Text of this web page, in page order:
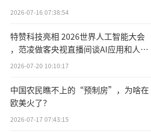
2026-07-16 07:38:54
特赞科技亮相 2026世界人工智能大会
，范凌做客央视直播间谈AI应用和人机
关系
2026-07-20 10:10:17
中国农民瞧不上的“预制房”，为啥在
欧美火了？
2026-07-17 07:43:15